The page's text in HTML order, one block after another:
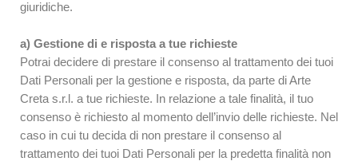
giuridiche.
a) Gestione di e risposta a tue richieste
Potrai decidere di prestare il consenso al trattamento dei tuoi
Dati Personali per la gestione e risposta, da parte di Arte
Creta s.r.l. a tue richieste. In relazione a tale finalità, il tuo
consenso è richiesto al momento dell’invio delle richieste. Nel
caso in cui tu decida di non prestare il consenso al
trattamento dei tuoi Dati Personali per la predetta finalità non